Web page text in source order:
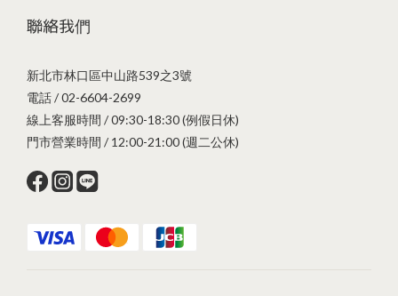
聯絡我們
新北市林口區中山路539之3號
電話 / 02-6604-2699
線上客服時間 / 09:30-18:30 (例假日休)
門市營業時間 / 12:00-21:00 (週二公休)